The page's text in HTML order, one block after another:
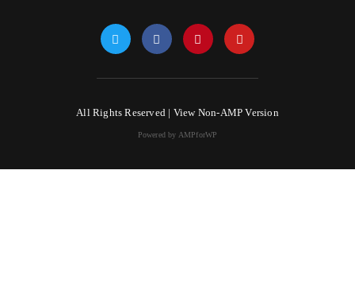
All Rights Reserved | View Non-AMP Version
Powered by AMPforWP